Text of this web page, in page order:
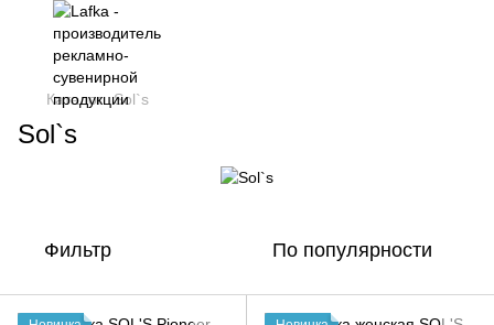
Каталог Sol`s
Sol`s
Фильтр По популярности